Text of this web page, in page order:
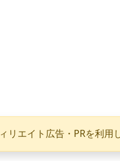
リエイト広告・PRを利用